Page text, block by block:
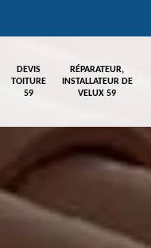
DEVIS
TOITURE
59
RÉPARATEUR,
INSTALLATEUR DE
VELUX 59